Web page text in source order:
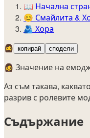
📖 Начална
😊️ Смайлита &
🫂 Хора
🧔‍♀️
копирай сподели
🧔‍♀️ Значение на
Аз съм такава,
разрив с ролевите
Съдържание